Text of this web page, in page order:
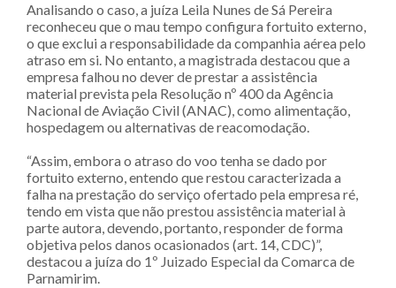
Analisando o caso, a juíza Leila Nunes de Sá Pereira
reconheceu que o mau tempo configura fortuito externo,
o que exclui a responsabilidade da companhia aérea pelo
atraso em si. No entanto, a magistrada destacou que a
empresa falhou no dever de prestar a assistência
material prevista pela Resolução nº 400 da Agência
Nacional de Aviação Civil (ANAC), como alimentação,
hospedagem ou alternativas de reacomodação.
“Assim, embora o atraso do voo tenha se dado por
fortuito externo, entendo que restou caracterizada a
falha na prestação do serviço ofertado pela empresa ré,
tendo em vista que não prestou assistência material à
parte autora, devendo, portanto, responder de forma
objetiva pelos danos ocasionados (art. 14, CDC)”,
destacou a juíza do 1º Juizado Especial da Comarca de
Parnamirim.